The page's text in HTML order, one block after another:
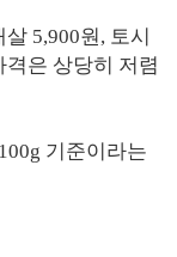
5,900원, 토시
격은 상당히 저렴
기준이라는